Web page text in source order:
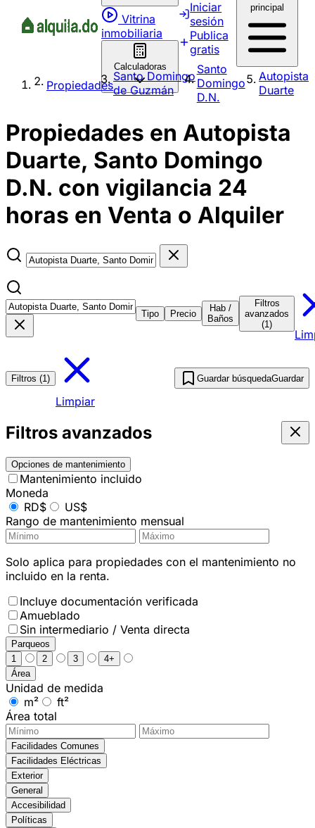
Vitrina
inmobiliaria
Calculadoras
Iniciar
sesión
Publica
gratis
principal
Propiedades
Santo Domingo
de Guzmán
Santo
Domingo
D.N.
Autopista
Duarte
Propiedades en Autopista
Duarte, Santo Domingo
D.N. con vigilancia 24
horas en Venta o Alquiler
Tipo Precio
Hab /
Baños
Filtros
avanzados
(1)
Filtros (1)
Limpiar
Guardar búsquedaGuardar
Filtros avanzados
Opciones de mantenimiento
Mantenimiento incluido
Moneda
RD$
US$
Rango de mantenimiento mensual
Solo aplica para propiedades con el mantenimiento no
incluido en la renta.
Incluye documentación verificada
Amueblado
Sin intermediario / Venta directa
Parqueos
1
2 3
4+
Área
Unidad de medida
m²
ft²
Área total
Facilidades Comunes
Facilidades Eléctricas
Exterior
General
Accesibilidad
Políticas